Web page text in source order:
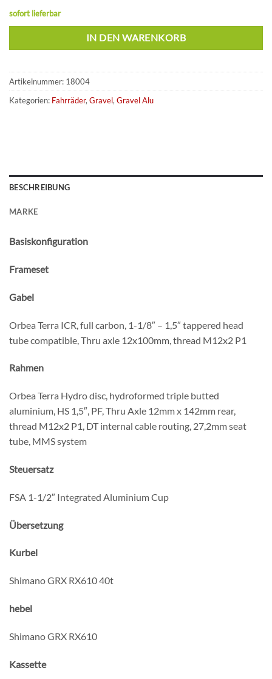
sofort lieferbar
IN DEN WARENKORB
Artikelnummer: 18004
Kategorien: Fahrräder,Gravel,Gravel Alu
BESCHREIBUNG
MARKE
Basiskonfiguration
Frameset
Gabel
Orbea Terra ICR, full carbon, 1-1/8″ – 1,5″ tappered head
tube compatible, Thru axle 12x100mm, thread M12x2 P1
Rahmen
Orbea Terra Hydro disc, hydroformed triple butted
aluminium, HS 1,5″, PF, Thru Axle 12mm x 142mm rear,
thread M12x2 P1, DT internal cable routing, 27,2mm seat
tube, MMS system
Steuersatz
FSA 1-1/2″ Integrated Aluminium Cup
Übersetzung
Kurbel
Shimano GRX RX610 40t
hebel
Shimano GRX RX610
Kassette